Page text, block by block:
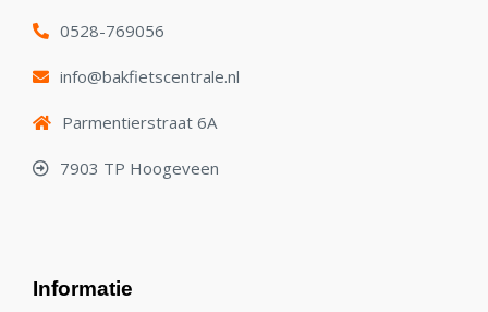
0528-769056
info@bakfietscentrale.nl
Parmentierstraat 6A
7903 TP Hoogeveen
Informatie